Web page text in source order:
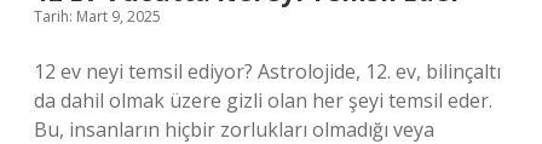
Tarih: Mart 9, 2025
12 ev neyi temsil ediyor? Astrolojide, 12. ev, bilinçaltı
da dahil olmak üzere gizli olan her şeyi temsil eder.
Bu, insanların hiçbir zorlukları olmadığı veya